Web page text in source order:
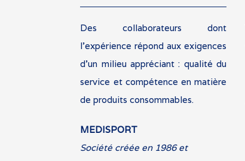
Des collaborateurs dont
l’expérience répond aux exigences
d’un milieu appréciant : qualité du
service et compétence en matière
de produits consommables.
MEDISPORT
Société créée en 1986 et